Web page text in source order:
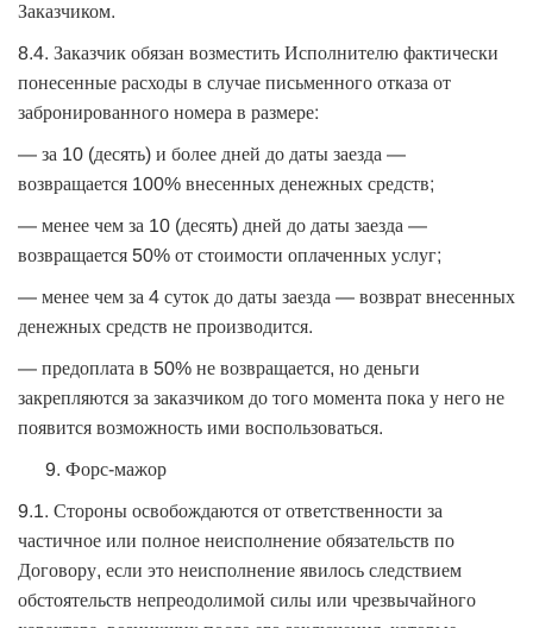
Заказчиком.
8.4. Заказчик обязан возместить Исполнителю фактически
понесенные расходы в случае письменного отказа от
забронированного номера в размере:
— за 10 (десять) и более дней до даты заезда —
возвращается 100% внесенных денежных средств;
— менее чем за 10 (десять) дней до даты заезда —
возвращается 50% от стоимости оплаченных услуг;
— менее чем за 4 суток до даты заезда — возврат внесенных
денежных средств не производится.
— предоплата в 50% не возвращается, но деньги
закрепляются за заказчиком до того момента пока у него не
появится возможность ими воспользоваться.
Форс-мажор
9.1. Стороны освобождаются от ответственности за
частичное или полное неисполнение обязательств по
Договору, если это неисполнение явилось следствием
обстоятельств непреодолимой силы или чрезвычайного